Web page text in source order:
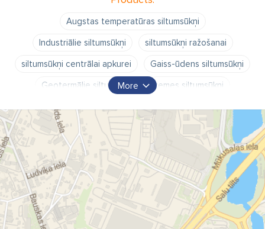
Augstas temperatūras siltumsūkņi
Industriālie siltumsūkņi
siltumsūkņi ražošanai
siltumsūkņi centrālai apkurei
Gaiss-ūdens siltumsūkņi
Ģeotermālie siltumsūkņi
zemes siltumsūkņi
More